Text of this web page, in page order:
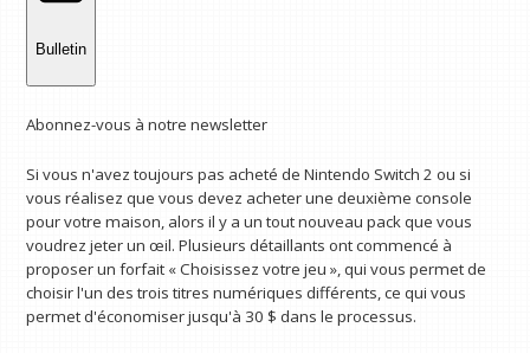
Bulletin
Abonnez-vous à notre newsletter
Si vous n'avez toujours pas acheté de Nintendo Switch 2 ou si
vous réalisez que vous devez acheter une deuxième console
pour votre maison, alors il y a un tout nouveau pack que vous
voudrez jeter un œil. Plusieurs détaillants ont commencé à
proposer un forfait « Choisissez votre jeu », qui vous permet de
choisir l'un des trois titres numériques différents, ce qui vous
permet d'économiser jusqu'à 30 $ dans le processus.